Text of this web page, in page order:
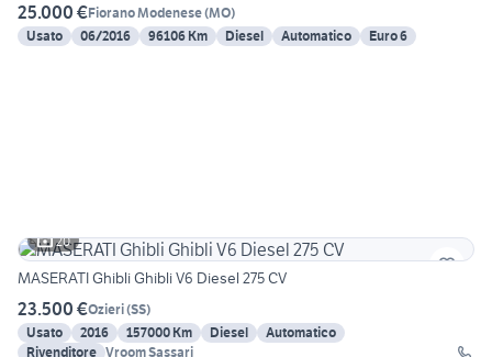
25.000 €Fiorano Modenese(MO)
Usato
06/2016 96106 Km Diesel Automatico Euro 6
20
MASERATI Ghibli Ghibli V6 Diesel 275 CV
23.500 €Ozieri(SS)
Usato
2016 157000 Km Diesel
Automatico
Rivenditore Vroom Sassari